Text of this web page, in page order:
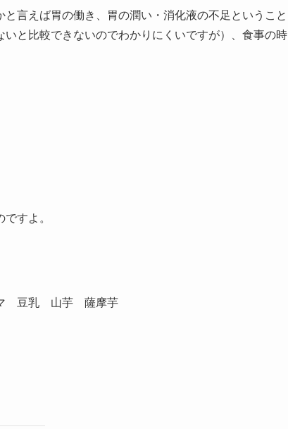
言えば胃の働き、胃の潤い・消化液の不足ということ
と比較できないのでわかりにくいですが）、食事の時
すよ。
豆乳 山芋 薩摩芋